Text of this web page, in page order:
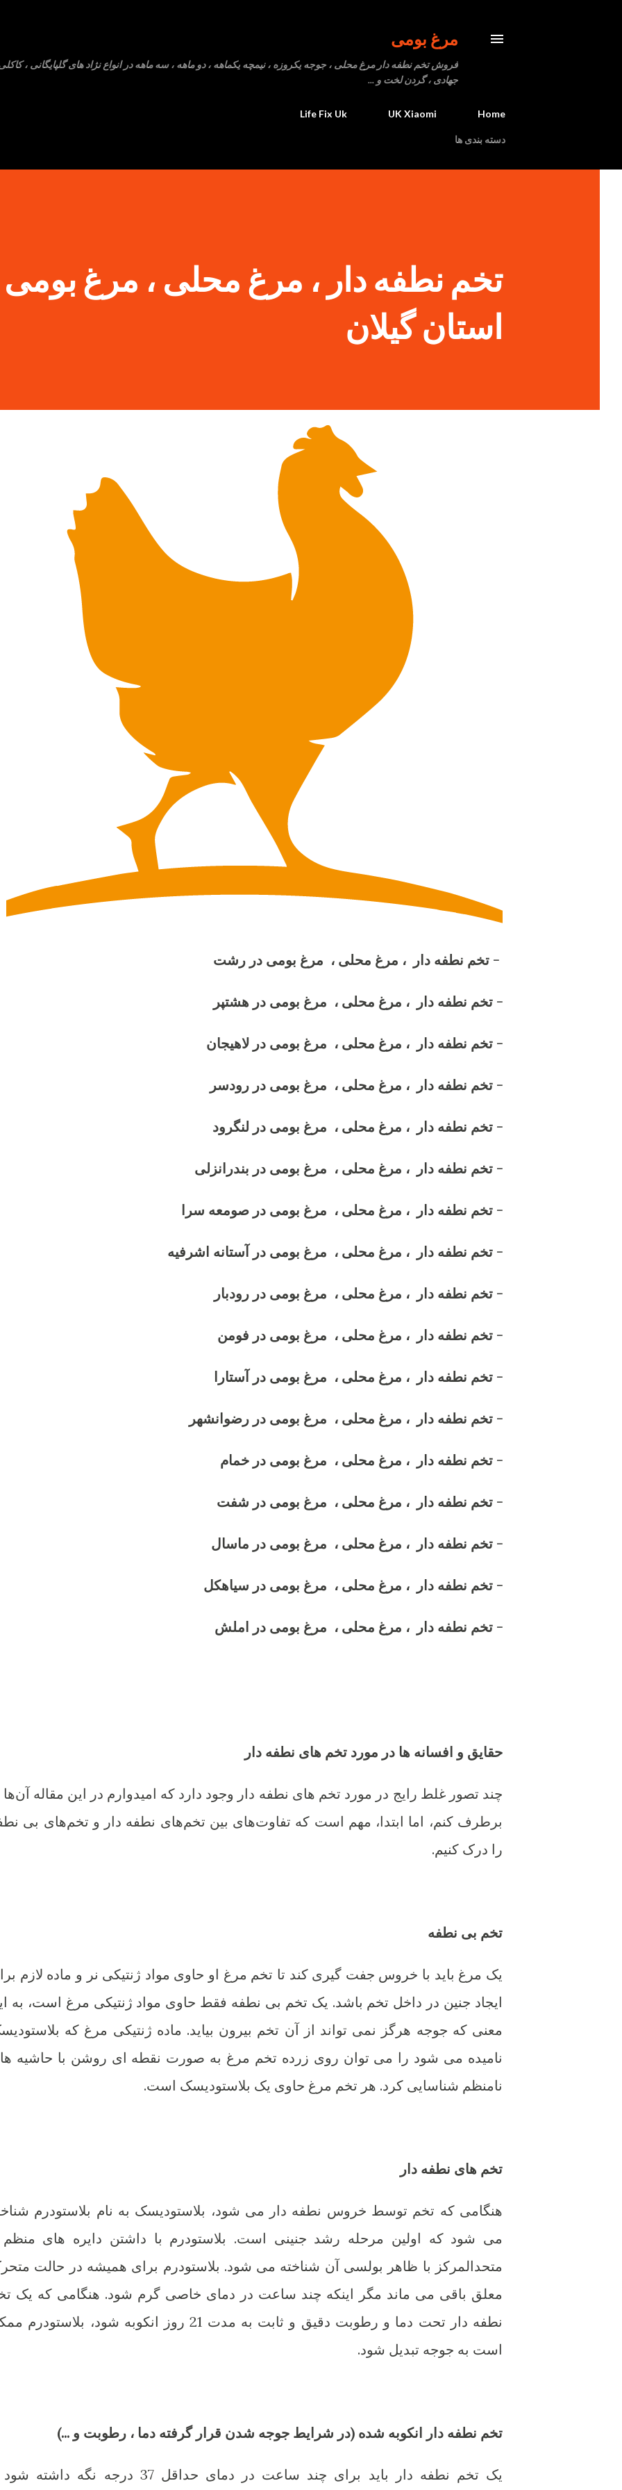
مرغ بومی
فروش تخم نطفه دار مرغ محلی ، جوجه یکروزه ، نیمچه یکماهه ، دو ماهه ، سه ماهه در انواع نژاد های گلپایگانی ،
جهادی ، گردن لخت و ...
Home
UK Xiaomi
Life Fix Uk
دسته بندی ها
تخم نطفه دار ، مرغ محلی ، مرغ بومی
استان گیلان
- تخم نطفه دار ، مرغ محلی ، مرغ بومی در رشت
- تخم نطفه دار ، مرغ محلی ، مرغ بومی در هشتپر
- تخم نطفه دار ، مرغ محلی ، مرغ بومی در لاهیجان
- تخم نطفه دار ، مرغ محلی ، مرغ بومی در رودسر
- تخم نطفه دار ، مرغ محلی ، مرغ بومی در لنگرود
- تخم نطفه دار ، مرغ محلی ، مرغ بومی در بندرانزلی
- تخم نطفه دار ، مرغ محلی ، مرغ بومی در صومعه سرا
- تخم نطفه دار ، مرغ محلی ، مرغ بومی در آستانه اشرفیه
- تخم نطفه دار ، مرغ محلی ، مرغ بومی در رودبار
- تخم نطفه دار ، مرغ محلی ، مرغ بومی در فومن
- تخم نطفه دار ، مرغ محلی ، مرغ بومی در آستارا
- تخم نطفه دار ، مرغ محلی ، مرغ بومی در رضوانشهر
- تخم نطفه دار ، مرغ محلی ، مرغ بومی در خمام
- تخم نطفه دار ، مرغ محلی ، مرغ بومی در شفت
- تخم نطفه دار ، مرغ محلی ، مرغ بومی در ماسال
- تخم نطفه دار ، مرغ محلی ، مرغ بومی در سیاهکل
- تخم نطفه دار ، مرغ محلی ، مرغ بومی در املش
حقایق و افسانه ها در مورد تخم های نطفه دار
چند تصور غلط رایج در مورد تخم های نطفه دار وجود دارد که امیدوارم در این مقاله آن‌ها
برطرف کنم، اما ابتدا، مهم است که تفاوت‌های بین تخم‌های نطفه دار و تخم‌های بی
را درک کنیم.
تخم بی نطفه
یک مرغ باید با خروس جفت گیری کند تا تخم مرغ او حاوی مواد ژنتیکی نر و ماده لازم
ایجاد جنین در داخل تخم باشد. یک تخم بی نطفه فقط حاوی مواد ژنتیکی مرغ است، به
معنی که جوجه هرگز نمی تواند از آن تخم بیرون بیاید. ماده ژنتیکی مرغ که
نامیده می شود را می توان روی زرده تخم مرغ به صورت نقطه ای روشن با حاشیه
نامنظم شناسایی کرد. هر تخم مرغ حاوی یک بلاستودیسک است.
تخم های نطفه دار
هنگامی که تخم توسط خروس نطفه دار می شود، بلاستودیسک به نام بلاستودرم
می شود که اولین مرحله رشد جنینی است. بلاستودرم با داشتن دایره های
متحدالمرکز با ظاهر بولسی آن شناخته می شود. بلاستودرم برای همیشه در حالت
معلق باقی می ماند مگر اینکه چند ساعت در دمای خاصی گرم شود. هنگامی که یک
نطفه دار تحت دما و رطوبت دقیق و ثابت به مدت 21 روز انکوبه شود،
است به جوجه تبدیل شود.
تخم نطفه دار انکوبه شده (در شرایط جوجه شدن قرار گرفته دما ، رطوبت و ...)
یک تخم نطفه دار باید برای چند ساعت در دمای حداقل 37 درجه نگه